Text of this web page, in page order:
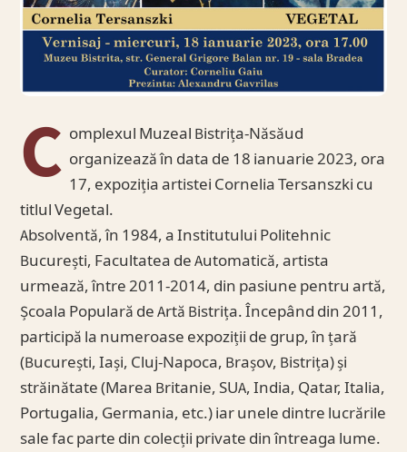
C omplexul Muzeal Bistrița-Năsăud
organizează în data de 18 ianuarie 2023, ora
17, expoziția artistei Cornelia Tersanszki cu
titlul Vegetal.
Absolventă, în 1984, a Institutului Politehnic
București, Facultatea de Automatică, artista
urmează, între 2011-2014, din pasiune pentru artă,
Școala Populară de Artă Bistrița. Începând din 2011,
participă la numeroase expoziții de grup, în țară
(București, Iași, Cluj-Napoca, Brașov, Bistrița) și
străinătate (Marea Britanie, SUA, India, Qatar, Italia,
Portugalia, Germania, etc.) iar unele dintre lucrările
sale fac parte din colecții private din întreaga lume.